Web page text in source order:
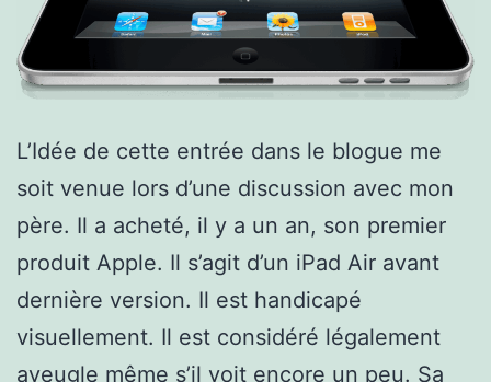
L’Idée de cette entrée dans le blogue me
soit venue lors d’une discussion avec mon
père. Il a acheté, il y a un an, son premier
produit Apple. Il s’agit d’un iPad Air avant
dernière version. Il est handicapé
visuellement. Il est considéré légalement
aveugle même s’il voit encore un peu. Sa